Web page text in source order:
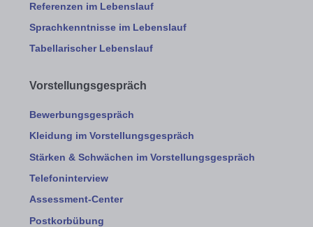
Referenzen im Lebenslauf
Sprachkenntnisse im Lebenslauf
Tabellarischer Lebenslauf
Vorstellungsgespräch
Bewerbungsgespräch
Kleidung im Vorstellungsgespräch
Stärken & Schwächen im Vorstellungsgespräch
Telefoninterview
Assessment-Center
Postkorbübung